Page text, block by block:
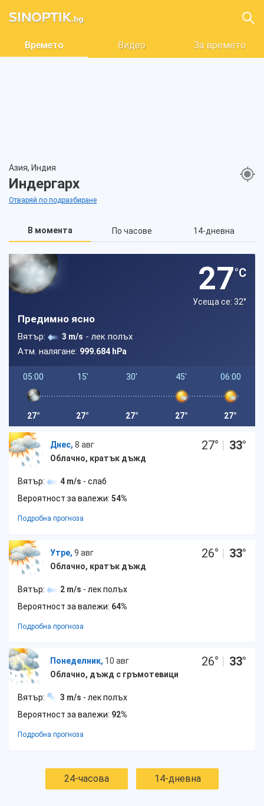
Времето Видео За времето
Азия, Индия
Индергарх
Отваряй по подразбиране
В момента По часове 14-дневна
27°C
Усеща се: 32°
Предимно ясно
Вятър: 3 m/s - лек полъх
Атм. налягане: 999.684 hPa
05:00
27°
15'
27°
30'
27°
45'
27°
06:00
27°
Днес, 8 авг
Облачно, кратък дъжд
27° | 33°
Вятър: 4 m/s - слаб
Вероятност за валежи: 54%
Подробна прогноза
Утре, 9 авг
Облачно, кратък дъжд
26° | 33°
Вятър: 2 m/s - лек полъх
Вероятност за валежи: 64%
Подробна прогноза
Понеделник, 10 авг
Облачно, дъжд с гръмотевици
26° | 33°
Вятър: 3 m/s - лек полъх
Вероятност за валежи: 92%
Подробна прогноза
24-часова 14-дневна